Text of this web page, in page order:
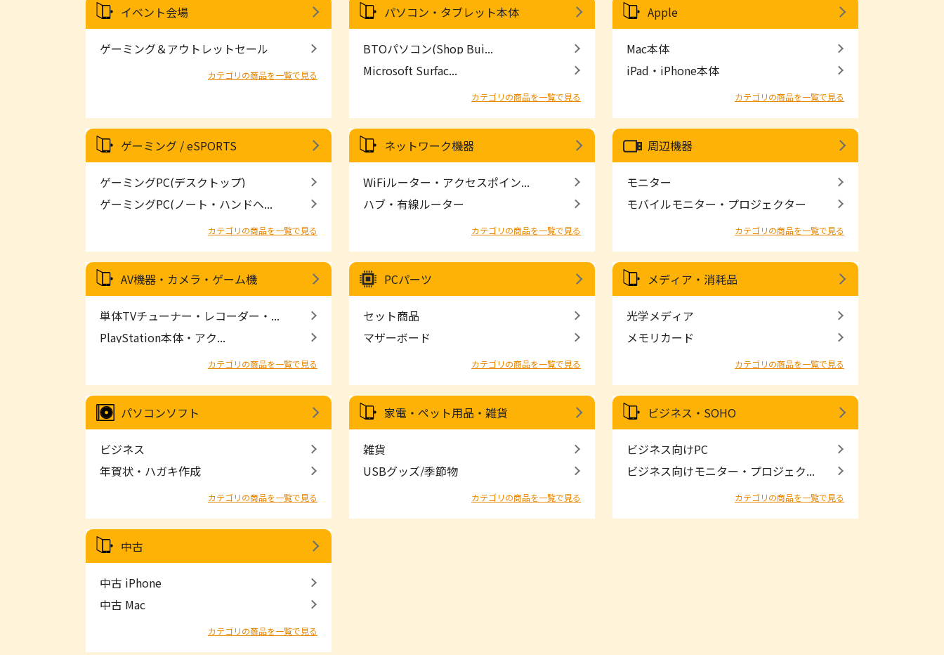
イベント会場
ゲーミング＆アウトレットセール
カテゴリの商品を一覧で見る
パソコン・タブレット本体
BTOパソコン(Shop Bui...
Microsoft Surfac...
カテゴリの商品を一覧で見る
Apple
Mac本体
iPad・iPhone本体
カテゴリの商品を一覧で見る
ゲーミング / eSPORTS
ゲーミングPC(デスクトップ)
ゲーミングPC(ノート・ハンドヘ...
カテゴリの商品を一覧で見る
ネットワーク機器
WiFiルーター・アクセスポイン...
ハブ・有線ルーター
カテゴリの商品を一覧で見る
周辺機器
モニター
モバイルモニター・プロジェクター
カテゴリの商品を一覧で見る
AV機器・カメラ・ゲーム機
単体TVチューナー・レコーダー・...
PlayStation本体・アク...
カテゴリの商品を一覧で見る
PCパーツ
セット商品
マザーボード
カテゴリの商品を一覧で見る
メディア・消耗品
光学メディア
メモリカード
カテゴリの商品を一覧で見る
パソコンソフト
ビジネス
年賀状・ハガキ作成
カテゴリの商品を一覧で見る
家電・ペット用品・雑貨
雑貨
USBグッズ/季節物
カテゴリの商品を一覧で見る
ビジネス・SOHO
ビジネス向けPC
ビジネス向けモニター・プロジェク...
カテゴリの商品を一覧で見る
中古
中古 iPhone
中古 Mac
カテゴリの商品を一覧で見る